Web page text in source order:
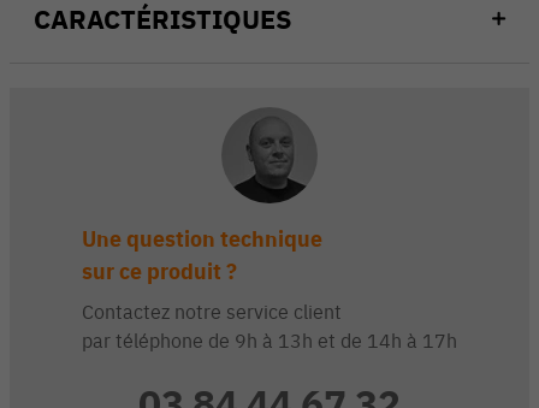
CARACTÉRISTIQUES
Une question technique
sur ce produit ?
Contactez notre service client
par téléphone de 9h à 13h et de 14h à 17h